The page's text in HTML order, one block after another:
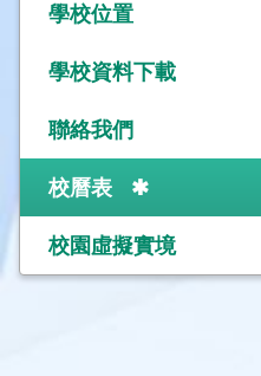
學校位置
學校資料下載
聯絡我們
校曆表
校園虛擬實境